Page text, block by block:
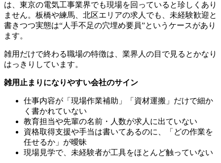
は、東京の電気工事業界でも現場を回っていると珍しくあり
ません。板橋や練馬、北区エリアの求人でも、未経験歓迎と
書きつつ実態は“人手不足の穴埋め要員”というケースがあり
ます。
雑用だけで終わる職場の特徴は、業界人の目で見るとかなり
はっきりしています。
雑用止まりになりやすい会社のサイン
仕事内容が「現場作業補助」「資材運搬」だけで細か
く書かれていない
教育担当や先輩の名前・人数が求人に出ていない
資格取得支援や手当は書いてあるのに、「どの作業を
任せるか」が曖昧
現場見学で、未経験者が工具をほとんど触っていない